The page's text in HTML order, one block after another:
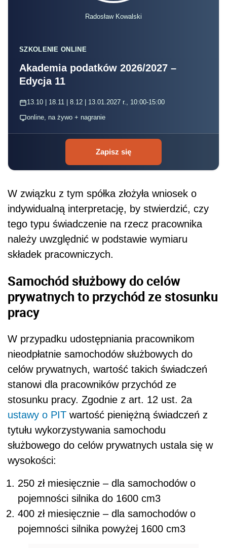
Radosław Kowalski
SZKOLENIE ONLINE
Akademia podatków 2026/2027 –
Edycja 11
13.10 | 18.11 | 8.12 | 13.01.2027 r., 10:00-15:00
online, na żywo + nagranie
Zapisz się
W związku z tym spółka złożyła wniosek o
indywidualną interpretację, by stwierdzić, czy
tego typu świadczenie na rzecz pracownika
należy uwzględnić w podstawie wymiaru
składek pracowniczych.
Samochód służbowy do celów
prywatnych to przychód ze stosunku
pracy
W przypadku udostępniania pracownikom
nieodpłatnie samochodów służbowych do
celów prywatnych, wartość takich świadczeń
stanowi dla pracowników przychód ze
stosunku pracy. Zgodnie z art. 12 ust. 2a
ustawy o PIT wartość pieniężną świadczeń z
tytułu wykorzystywania samochodu
służbowego do celów prywatnych ustala się w
wysokości:
250 zł miesięcznie – dla samochodów o
pojemności silnika do 1600 cm3
400 zł miesięcznie – dla samochodów o
pojemności silnika powyżej 1600 cm3